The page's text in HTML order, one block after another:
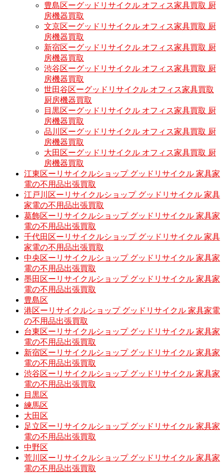
豊島区ーグッドリサイクル オフィス家具買取 厨
房機器買取
文京区ーグッドリサイクル オフィス家具買取 厨
房機器買取
新宿区ーグッドリサイクル オフィス家具買取 厨
房機器買取
渋谷区ーグッドリサイクル オフィス家具買取 厨
房機器買取
世田谷区ーグッドリサイクル オフィス家具買取
厨房機器買取
目黒区ーグッドリサイクル オフィス家具買取 厨
房機器買取
品川区ーグッドリサイクル オフィス家具買取 厨
房機器買取
大田区ーグッドリサイクル オフィス家具買取 厨
房機器買取
江東区ーリサイクルショップ グッドリサイクル 家具家
電の不用品出張買取
江戸川区ーリサイクルショップ グッドリサイクル 家具
家電の不用品出張買取
葛飾区ーリサイクルショップ グッドリサイクル 家具家
電の不用品出張買取
千代田区ーリサイクルショップ グッドリサイクル 家具
家電の不用品出張買取
中央区ーリサイクルショップ グッドリサイクル 家具家
電の不用品出張買取
墨田区ーリサイクルショップ グッドリサイクル 家具家
電の不用品出張買取
豊島区
港区ーリサイクルショップ グッドリサイクル 家具家電
の不用品出張買取
台東区ーリサイクルショップ グッドリサイクル 家具家
電の不用品出張買取
新宿区ーリサイクルショップ グッドリサイクル 家具家
電の不用品出張買取
渋谷区ーリサイクルショップ グッドリサイクル 家具家
電の不用品出張買取
目黒区
練馬区
大田区
足立区ーリサイクルショップ グッドリサイクル 家具家
電の不用品出張買取
中野区
荒川区ーリサイクルショップ グッドリサイクル 家具家
電の不用品出張買取